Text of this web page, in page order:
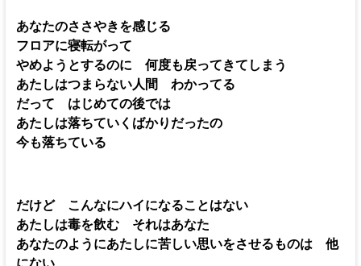
あなたのささやきを感じる
フロアに寝転がって
やめようとするのに 何度も戻ってきてしまう
あたしはつまらない人間 わかってる
だって はじめての後では
あたしは落ちていくばかりだったの
今も落ちている
だけど こんなにハイになることはない
あたしは毒を飲む それはあなた
あなたのようにあたしに苦しい思いをさせるものは 他
にない